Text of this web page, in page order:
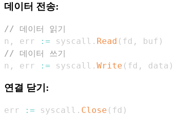
데이터 전송:
// 데이터 읽기
n , err := syscall . Read ( fd , buf )
// 데이터 쓰기
n , err := syscall . Write ( fd , data )
연결 닫기:
err := syscall . Close ( fd )